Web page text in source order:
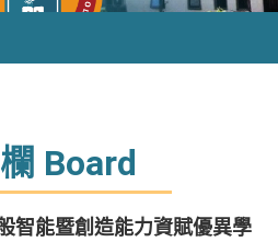
Board
智能暨創造能力資賦優異學